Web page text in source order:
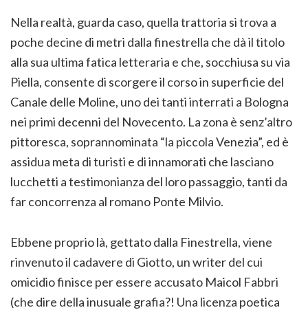
Nella realtà, guarda caso, quella trattoria si trova a
poche decine di metri dalla finestrella che dà il titolo
alla sua ultima fatica letteraria e che, socchiusa su via
Piella, consente di scorgere il corso in superficie del
Canale delle Moline, uno dei tanti interrati a Bologna
nei primi decenni del Novecento. La zona è senz’altro
pittoresca, soprannominata “la piccola Venezia”, ed è
assidua meta di turisti e di innamorati che lasciano
lucchetti a testimonianza del loro passaggio, tanti da
far concorrenza al romano Ponte Milvio.
Ebbene proprio là, gettato dalla Finestrella, viene
rinvenuto il cadavere di Giotto, un writer del cui
omicidio finisce per essere accusato Maicol Fabbri
(che dire della inusuale grafia?! Una licenza poetica